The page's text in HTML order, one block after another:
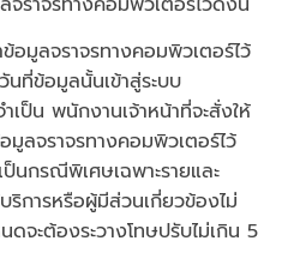
อมูลจราจรทางคอมพิวเตอร์ไว้
ที่ข้อมูลนั้นเข้าสู่ระบบ
ป็น พนักงานเจ้าหน้าที่จะสั่งให้
มูลจราจรทางคอมพิวเตอร์ไว้
นกรณีพิเศษเฉพาะรายและ
ริการหรือผู้มีส่วนเกี่ยวข้องไม่
จะต้องระวางโทษปรับไม่เกิน 5